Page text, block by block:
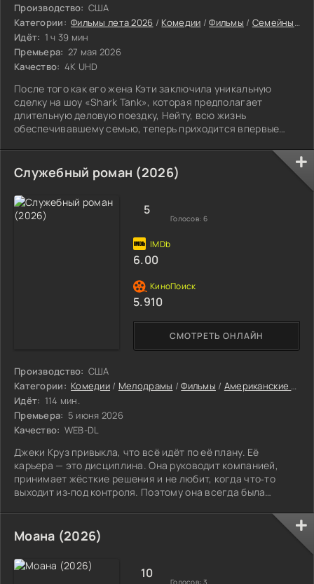
Производство: США
Категории: Фильмы лета 2026 / Комедии /Фильмы / Семейные фильмы
Идёт: 1 ч 39 мин
Премьера: 27 мая 2026
Качество: 4K UHD
После того как его жена Кэти заключила уникальную
сделку на шоу «Shark Tank», которая предполагает
длительную деловую поездку, Нейту, всю жизнь
обеспечивавшему семью, теперь приходится впервые
Служебный роман (2026)
Производство: США
Категории: Комедии / Мелодрамы /Фильмы / Американские фильмы
Идёт: 114 мин.
Премьера: 5 июня 2026
Качество: WEB-DL
Джеки Круз привыкла, что всё идёт по её плану. Её
карьера — это дисциплина. Она руководит компанией,
принимает жёсткие решения и не любит, когда что‑то
выходит из‑под контроля. Поэтому она всегда была
СМОТРЕТЬ ОНЛАЙН
5
Голосов: 6
6.00
5.910
Моана (2026)
10
Голосов: 3